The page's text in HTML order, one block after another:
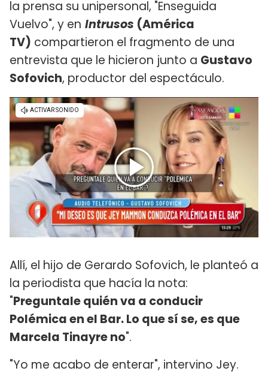
la prensa su unipersonal, "Enseguida
Vuelvo", y en Intrusos (América
TV) compartieron el fragmento de una
entrevista que le hicieron junto a Gustavo
Sofovich, productor del espectáculo.
Allí, el hijo de Gerardo Sofovich, le planteó a
la periodista que hacía la nota:
"Preguntale quién va a conducir
Polémica en el Bar. Lo que sí se, es que
Marcela Tinayre no".
"Yo me acabo de enterar", intervino Jey.